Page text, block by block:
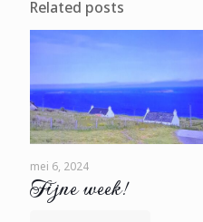
Related posts
mei 6, 2024
Fijne week!